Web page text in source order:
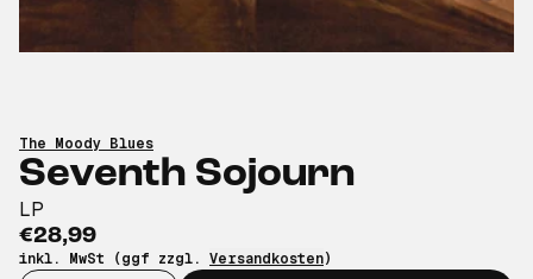
The Moody Blues
Seventh Sojourn
LP
€28,99
inkl. MwSt (ggf zzgl. Versandkosten)